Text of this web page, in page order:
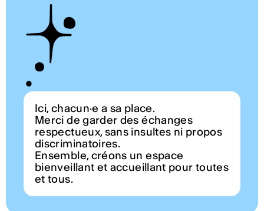
Ici, chacun·e a sa place.
Merci de garder des échanges
respectueux, sans insultes ni propos
discriminatoires.
Ensemble, créons un espace
bienveillant et accueillant pour toutes
et tous.